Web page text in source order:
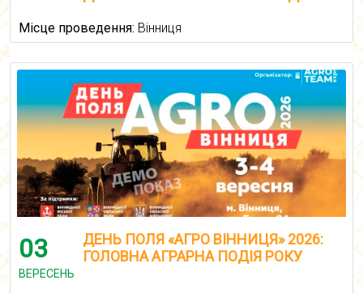
Місце проведення: Вінниця
03
ВЕРЕСЕНЬ
ДЕНЬ ПОЛЯ «АГРО ВІННИЦЯ» 2026:
ГОЛОВНА АГРАРНА ПОДІЯ РОКУ